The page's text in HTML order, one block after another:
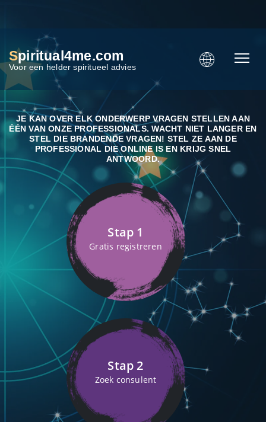
Spiritual4me.com
Voor een helder spiritueel advies
JE KAN OVER ELK ONDERWERP VRAGEN STELLEN AAN
ÉÉN VAN ONZE PROFESSIONALS. WACHT NIET LANGER EN
STEL DIE BRANDENDE VRAGEN! STEL ZE AAN DE
PROFESSIONAL DIE ONLINE IS EN KRIJG SNEL
ANTWOORD.
Stap 1
Gratis registreren
Stap 2
Zoek consulent